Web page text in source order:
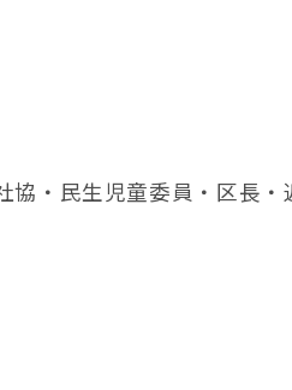
・民生児童委員・区長・